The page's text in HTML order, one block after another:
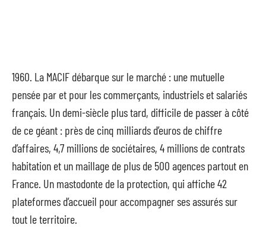
1960. La MACIF débarque sur le marché : une mutuelle
pensée par et pour les commerçants, industriels et salariés
français. Un demi-siècle plus tard, difficile de passer à côté
de ce géant : près de cinq milliards d’euros de chiffre
d’affaires, 4,7 millions de sociétaires, 4 millions de contrats
habitation et un maillage de plus de 500 agences partout en
France. Un mastodonte de la protection, qui affiche 42
plateformes d’accueil pour accompagner ses assurés sur
tout le territoire.